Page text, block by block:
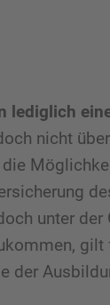
lediglich
nicht
unter der
der